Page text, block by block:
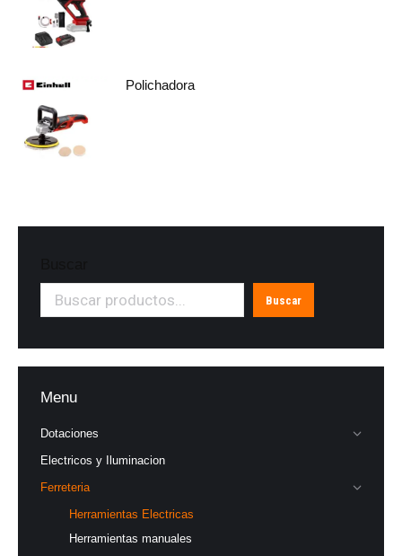
Polichadora
Buscar
Menu
Dotaciones
Electricos y Iluminacion
Ferreteria
Herramientas Electricas
Herramientas manuales